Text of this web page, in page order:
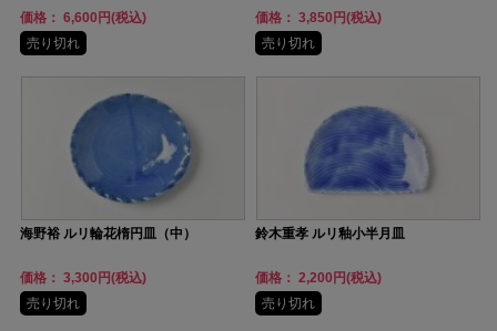
価格： 6,600円(税込)
売り切れ
価格： 3,850円(税込)
売り切れ
海野裕 ルリ輪花楕円皿（中）
価格： 3,300円(税込)
売り切れ
鈴木重孝 ルリ釉小半月皿
価格： 2,200円(税込)
売り切れ